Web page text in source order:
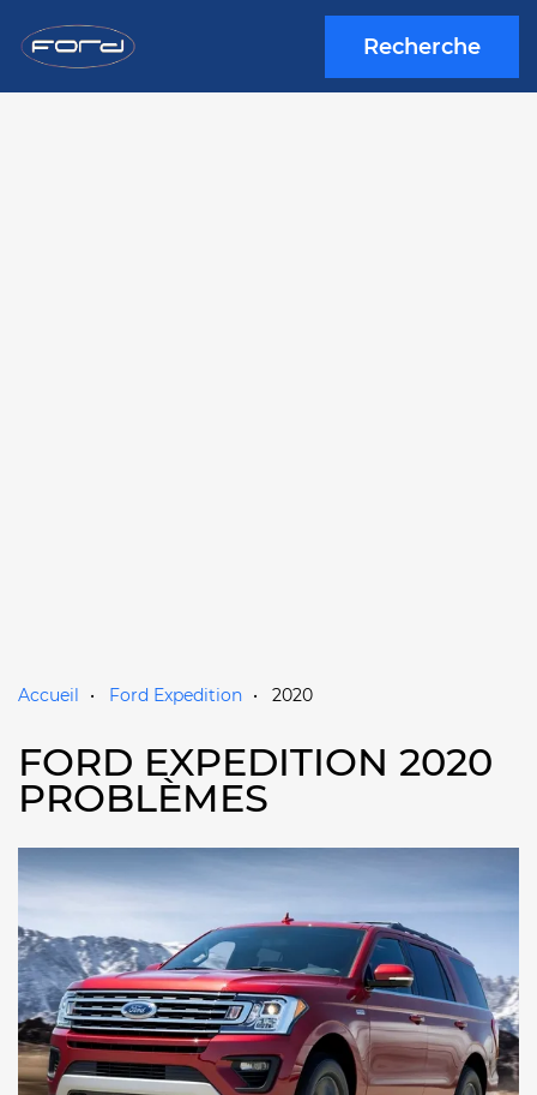
Recherche
Accueil Ford Expedition 2020
FORD EXPEDITION 2020
PROBLÈMES